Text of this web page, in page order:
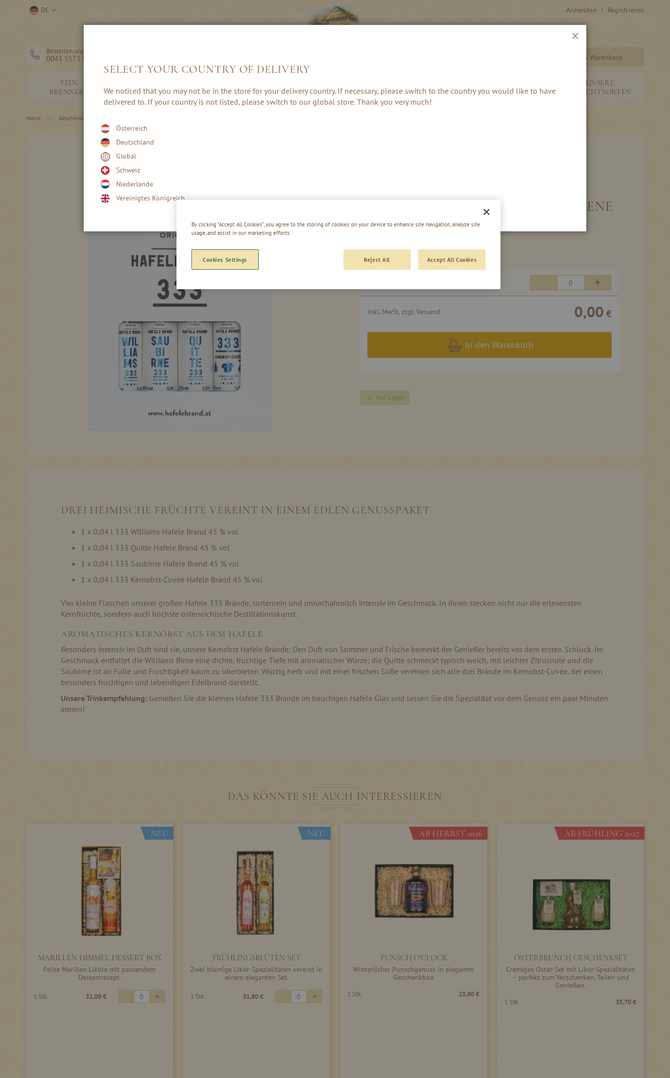
Direkt
Anmelden Registrieren
Store DE
Bestellen und Hilfe
0043 5573 82203 Warenkorb
FEIN-
BRENNEREI
EDELBRÄNDE
CREAMS
& PUNSCH
ZUBEHÖR
SAISONALES
UNSERE
FRUCHTSORTEN
Home Geschenke & Zubehör
DIE KLEINEN HAFELE 333 - ERLESENE
KERNFRÜCHTE
-
- +
inkl. MwSt, zzgl. Versand 0,00 €
In den Warenkorb
Auf Lager
DREI HEIMISCHE FRÜCHTE VEREINT IN EINEM EDLEN GENUSSPAKET
1 x 0,04 l 333 Williams Hafele Brand 45 % vol
1 x 0,04 l 333 Quitte Hafele Brand 45 % vol
1 x 0,04 l 333 Saubirne Hafele Brand 45 % vol
1 x 0,04 l 333 Kernobst-Cuvée Hafele Brand 45 % vol
Vier kleine Flaschen unserer großen Hafele 333 Brände, sortenrein und unnachahmlich intensiv im Geschmack. In ihnen stecken nicht nur die erlesensten
Kernfrüchte, sondern auch höchste österreichische Destillationskunst.
AROMATISCHES KERNOBST AUS DEM HAFELE
Besonders intensiv im Duft sind sie, unsere Kernobst Hafele Brände: Den Duft von Sommer und Frische bemerkt der Genießer bereits vor dem ersten Schluck. Im
Geschmack entfaltet die Williams Birne eine dichte, fruchtige Tiefe mit aromatischer Würze; die Quitte schmeckt typisch weich, mit leichter Zitrusnote und die
Saubirne ist an Fülle und Fruchtigkeit kaum zu überbieten. Würzig herb und mit einer frischen Süße vereinen sich alle drei Brände im Kernobst-Cuvée, der einen
besonders fruchtigen und lebendigen Edelbrand darstellt.
Unsere Trinkempfehlung: Genießen Sie die kleinen Hafele 333 Brände im bauchigen Hafele Glas und lassen Sie die Spezialität vor dem Genuss ein paar Minuten
atmen!
DAS KÖNNTE SIE AUCH INTERESSIEREN
NEU
MARILLEN HIMMEL DESSERT BOX
Feine Marillen Liköre mit passendem
Dessertrezept.
1 Stk 31,00 € - +
NEU
FRÜHLINGSBLÜTEN SET
Zwei blumige Likör-Spezialitäten vereint in
einem eleganten Set.
1 Stk 31,80 € - +
AB HERBST 2026
PUNSCH O'CLOCK
Winterlicher Punschgenuss in eleganter
Geschenkbox
1 Stk. 23,80 €
AB FRÜHLING 2027
OSTERBRUNCH GESCHENKSET
Cremiges Oster-Set mit Likör-Spezialitäten
– perfekt zum Verschenken, Teilen und
Genießen.
1 Stk 35,70 €
By clicking “Accept All Cookies”, you agree to the storing of cookies on your device to enhance site navigation, analyze site
usage, and assist in our marketing efforts.
Cookies Settings Reject All Accept All Cookies
SELECT YOUR COUNTRY OF DELIVERY
We noticed that you may not be in the store for your delivery country. If necessary, please switch to the country you would like to have
delivered to. If your country is not listed, please switch to our global store. Thank you very much!
Österreich
Deutschland
Global
Schweiz
Niederlande
Vereinigtes Königreich